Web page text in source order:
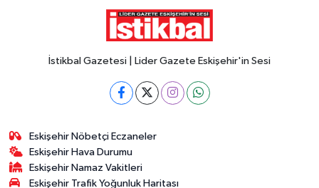
İstikbal Gazetesi | Lider Gazete Eskişehir'in Sesi
Eskişehir Nöbetçi Eczaneler
Eskişehir Hava Durumu
Eskişehir Namaz Vakitleri
Eskişehir Trafik Yoğunluk Haritası